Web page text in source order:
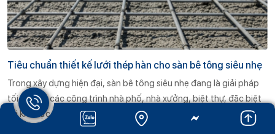
Tiêu chuẩn thiết kế lưới thép hàn cho sàn bê tông siêu nhẹ
Trong xây dựng hiện đại, sàn bê tông siêu nhẹ đang là giải pháp
tối ưu cho các công trình nhà phố, nhà xưởng, biệt thự, đặc biệt
tại khu vực đô thị có nền đất yếu. Để đảm bảo kết cấu sàn bền
vững, an toàn và tiết kiệm chi phí, thiết kế lưới thép hàn đóng vai